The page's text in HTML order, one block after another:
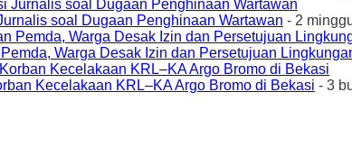
soal Dugaan Penghinaan Wartawan - 2
Warga Desak Izin dan Persetujuan
Kecelakaan KRL–KA Argo Bromo di Bekasi - 3